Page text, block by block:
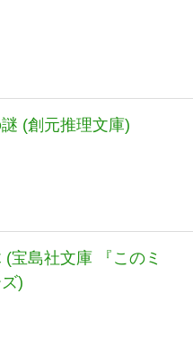
(創元推理文庫)
宝島社文庫 『このミ
)